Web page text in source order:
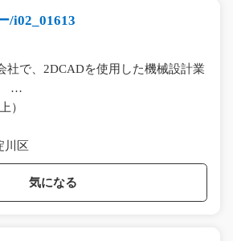
/i02_01613
社で、2DCADを使用した機械設計業
…
）
川区
気になる